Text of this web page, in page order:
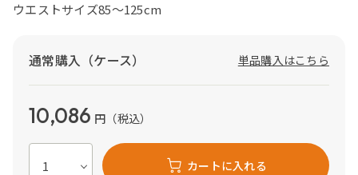
ウエストサイズ85～125cm
通常購入（ケース） 単品購入はこちら
10,086 円 （税込）
カートに入れる